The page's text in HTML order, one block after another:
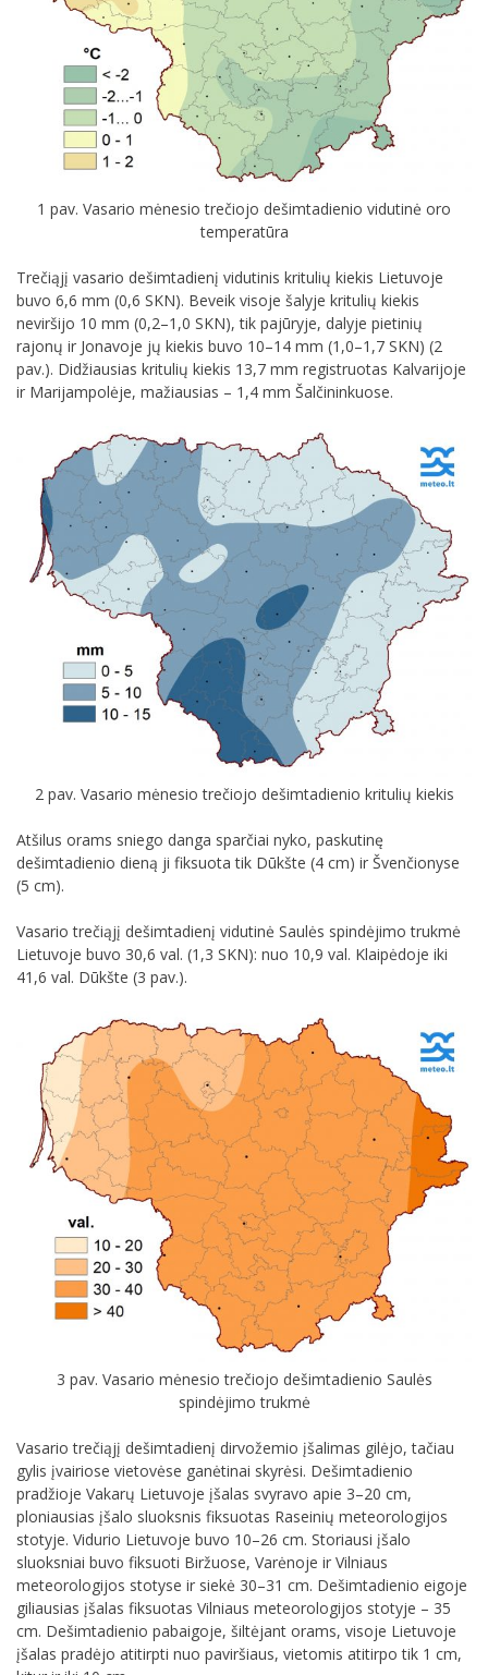
1 pav. Vasario mėnesio trečiojo dešimtadienio vidutinė oro
temperatūra
Trečiąjį vasario dešimtadienį vidutinis kritulių kiekis Lietuvoje
buvo 6,6 mm (0,6 SKN). Beveik visoje šalyje kritulių kiekis
neviršijo 10 mm (0,2–1,0 SKN), tik pajūryje, dalyje pietinių
rajonų ir Jonavoje jų kiekis buvo 10–14 mm (1,0–1,7 SKN) (2
pav.). Didžiausias kritulių kiekis 13,7 mm registruotas Kalvarijoje
ir Marijampolėje, mažiausias – 1,4 mm Šalčininkuose.
2 pav. Vasario mėnesio trečiojo dešimtadienio kritulių kiekis
Atšilus orams sniego danga sparčiai nyko, paskutinę
dešimtadienio dieną ji fiksuota tik Dūkšte (4 cm) ir Švenčionyse
(5 cm).
Vasario trečiąjį dešimtadienį vidutinė Saulės spindėjimo trukmė
Lietuvoje buvo 30,6 val. (1,3 SKN): nuo 10,9 val. Klaipėdoje iki
41,6 val. Dūkšte (3 pav.).
3 pav. Vasario mėnesio trečiojo dešimtadienio Saulės
spindėjimo trukmė
Vasario trečiąjį dešimtadienį dirvožemio įšalimas gilėjo, tačiau
gylis įvairiose vietovėse ganėtinai skyrėsi. Dešimtadienio
pradžioje Vakarų Lietuvoje įšalas svyravo apie 3–20 cm,
ploniausias įšalo sluoksnis fiksuotas Raseinių meteorologijos
stotyje. Vidurio Lietuvoje buvo 10–26 cm. Storiausi įšalo
sluoksniai buvo fiksuoti Biržuose, Varėnoje ir Vilniaus
meteorologijos stotyse ir siekė 30–31 cm. Dešimtadienio eigoje
giliausias įšalas fiksuotas Vilniaus meteorologijos stotyje – 35
cm. Dešimtadienio pabaigoje, šiltėjant orams, visoje Lietuvoje
įšalas pradėjo atitirpti nuo paviršiaus, vietomis atitirpo tik 1 cm,